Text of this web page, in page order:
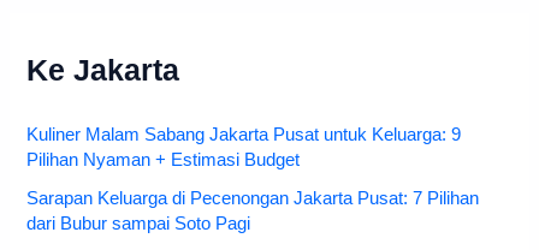
Ke Jakarta
Kuliner Malam Sabang Jakarta Pusat untuk Keluarga: 9
Pilihan Nyaman + Estimasi Budget
Sarapan Keluarga di Pecenongan Jakarta Pusat: 7 Pilihan
dari Bubur sampai Soto Pagi